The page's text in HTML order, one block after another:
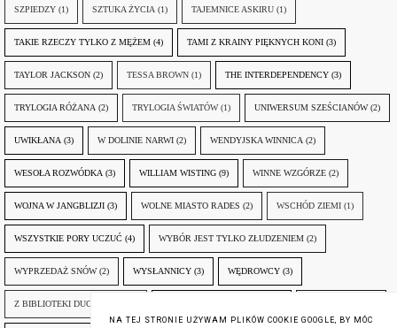
SZPIEDZY (1) SZTUKA ŻYCIA (1) TAJEMNICE ASKIRU (1)
TAKIE RZECZY TYLKO Z MĘŻEM (4) TAMI Z KRAINY PIĘKNYCH KONI (3)
TAYLOR JACKSON (2) TESSA BROWN (1) THE INTERDEPENDENCY (3)
TRYLOGIA RÓŻANA (2) TRYLOGIA ŚWIATÓW (1) UNIWERSUM SZEŚCIANÓW (2)
UWIKŁANA (3) W DOLINIE NARWI (2) WENDYJSKA WINNICA (2)
WESOŁA ROZWÓDKA (3) WILLIAM WISTING (9) WINNE WZGÓRZE (2)
WOJNA W JANGBLIZJI (3) WOLNE MIASTO RADES (2) WSCHÓD ZIEMI (1)
WSZYSTKIE PORY UCZUĆ (4) WYBÓR JEST TYLKO ZŁUDZENIEM (2)
WYPRZEDAŻ SNÓW (2) WYSŁANNICY (3) WĘDROWCY (3)
Z BIBLIOTEKI DUCHA GÓR
NA TEJ STRONIE UŻYWAM PLIKÓW COOKIE GOOGLE, BY MÓC